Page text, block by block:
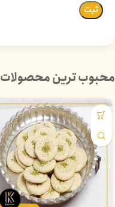
محبوب ترین محصولات